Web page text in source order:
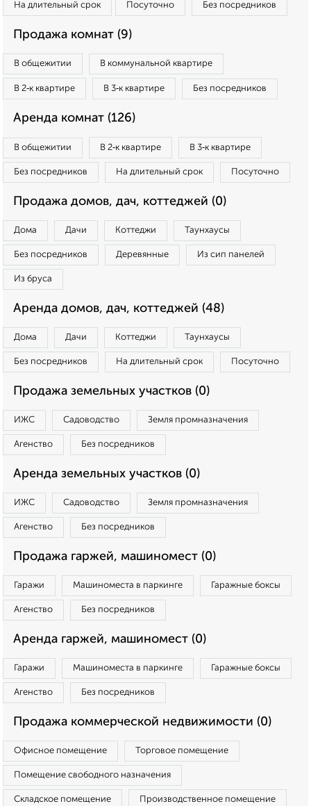
На длительный срок Посуточно Без посредников
Продажа комнат (9)
В общежитии В коммунальной квартире
В 2‑к квартире В 3‑к квартире Без посредников
Аренда комнат (126)
В общежитии В 2‑к квартире В 3‑к квартире
Без посредников На длительный срок Посуточно
Продажа домов, дач, коттеджей (0)
Дома Дачи Коттеджи Таунхаусы
Без посредников Деревянные Из сип панелей
Из бруса
Аренда домов, дач, коттеджей (48)
Дома Дачи Коттеджи Таунхаусы
Без посредников На длительный срок Посуточно
Продажа земельных участков (0)
ИЖС Садоводство Земля промназначения
Агенство Без посредников
Аренда земельных участков (0)
ИЖС Садоводство Земля промназначения
Агенство Без посредников
Продажа гаржей, машиномест (0)
Гаражи Машиноместа в паркинге Гаражные боксы
Агенство Без посредников
Аренда гаржей, машиномест (0)
Гаражи Машиноместа в паркинге Гаражные боксы
Агенство Без посредников
Продажа коммерческой недвижимости (0)
Офисное помещение Торговое помещение
Помещение свободного назначения
Складское помещение Производственное помещение